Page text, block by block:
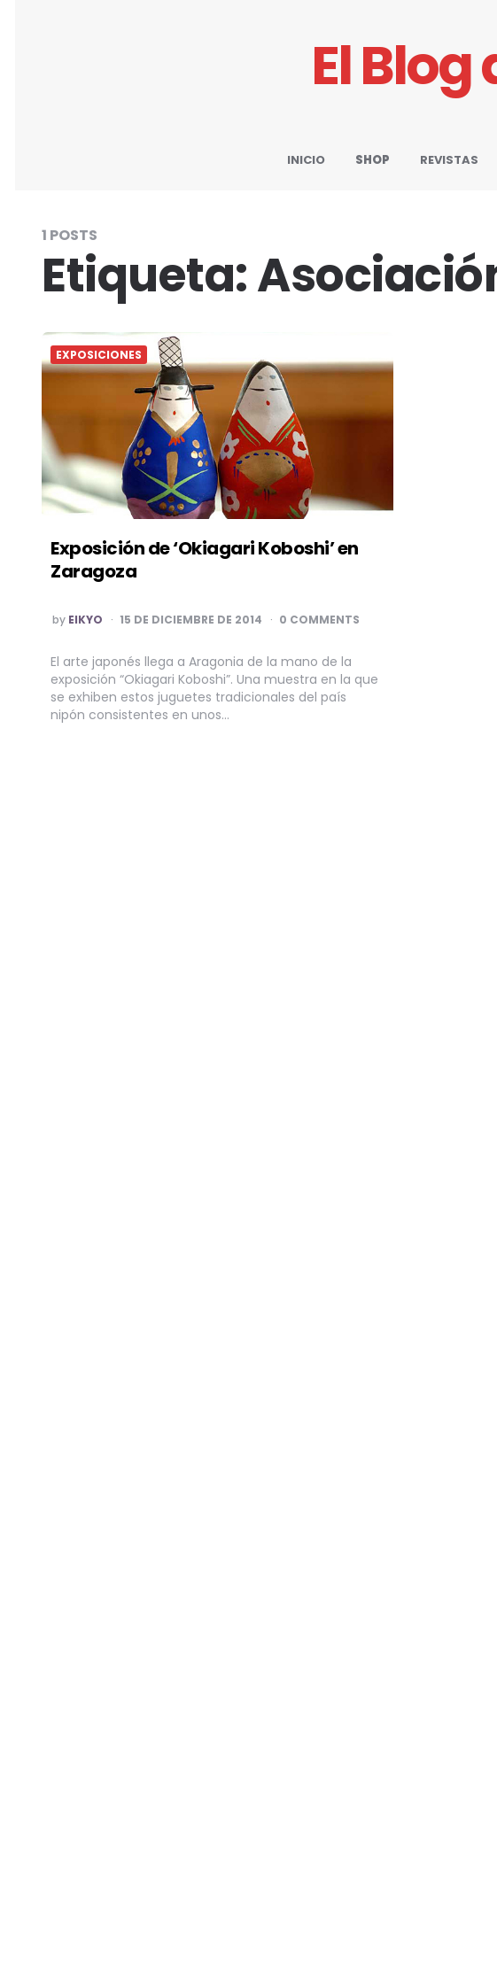
El
INICIO SHOP REVISTAS
1 POSTS
Etiqueta:
EXPOSICIONES
Exposición de ‘Okiagari Koboshi’ en
Zaragoza
POSTED
BY
by EIKYO 15 DE DICIEMBRE DE 2014 0 COMMENTS
El arte japonés llega a Aragonia de la mano de la
exposición “Okiagari Koboshi”. Una muestra en la que
se exhiben estos juguetes tradicionales del país
nipón consistentes en unos…